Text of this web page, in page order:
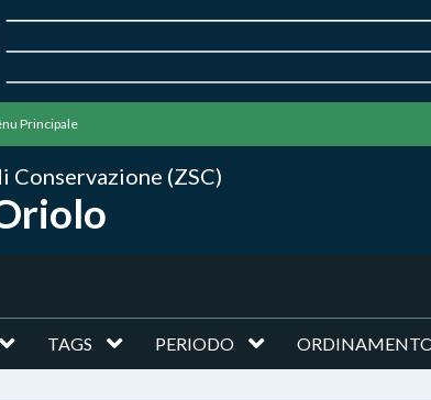
Principale
Conservazione (ZSC)
TAGS PERIODO